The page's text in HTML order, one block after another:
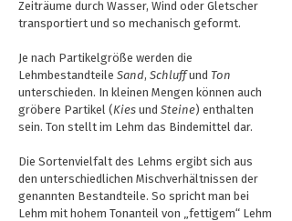
Zeiträume durch Wasser, Wind oder Gletscher
transportiert und so mechanisch geformt.
Je nach Partikelgröße werden die
Lehmbestandteile Sand, Schluffund Ton
unterschieden. In kleinen Mengen können auch
gröbere Partikel ( Kies und Steine) enthalten
sein. Ton stellt im Lehm das Bindemittel dar.
Die Sortenvielfalt des Lehms ergibt sich aus
den unterschiedlichen Mischverhältnissen der
genannten Bestandteile. So spricht man bei
Lehm mit hohem Tonanteil von „fettigem“ Lehm